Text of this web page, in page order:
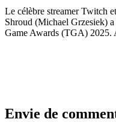
Le célèbre streamer Twitch
Shroud (Michael Grzesiek)
Game Awards (TGA)
Envie de